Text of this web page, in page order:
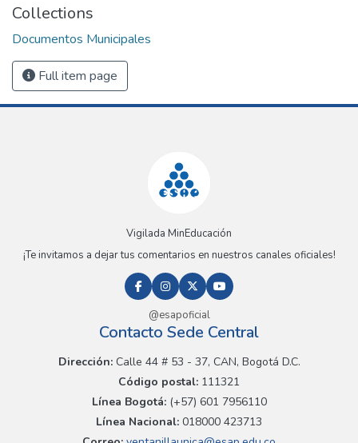
Collections
Documentos Municipales
Full item page
Vigilada MinEducación
¡Te invitamos a dejar tus comentarios en nuestros canales oficiales!
@esapoficial
Contacto Sede Central
Dirección:Calle 44 # 53 - 37, CAN, Bogotá D.C.
Código postal: 111321
Línea Bogotá:(+57) 601 7956110
Línea Nacional: 018000 423713